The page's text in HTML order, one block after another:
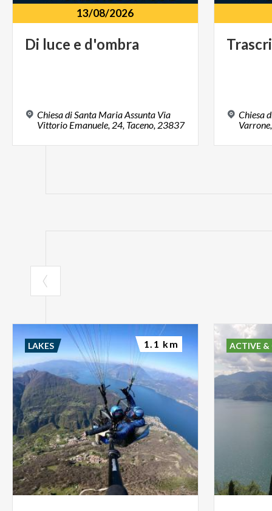
13/08/2026
Di luce e d'ombra
Chiesa di Santa Maria Assunta Via
Vittorio Emanuele, 24, Taceno, 23837
Chiesa
LAKES 1.1 km ACTIVE &